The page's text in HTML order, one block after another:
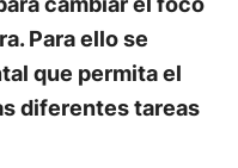
Para ello se
que permita el
diferentes tareas